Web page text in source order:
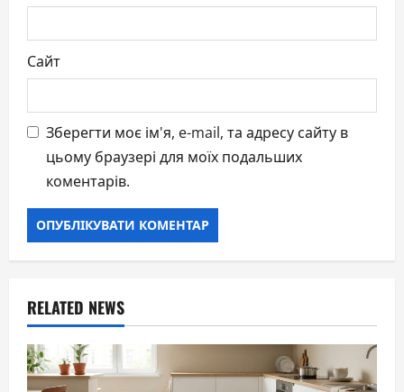
Сайт
Зберегти моє ім'я, e-mail, та адресу сайту в
цьому браузері для моїх подальших
коментарів.
RELATED NEWS